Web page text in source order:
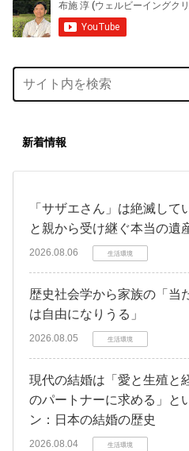
新着情報
「サザエさん」は絶滅し
と親から受け継ぐ本当の遺
2026.08.06 生活環境
歴史社会学から家族の「当
は自由になりうる」
2026.08.05 生活環境
現代の結婚は「愛と生殖と
のパートナーに求める」と
ン：日本の結婚の歴史
2026.08.04 生活環境